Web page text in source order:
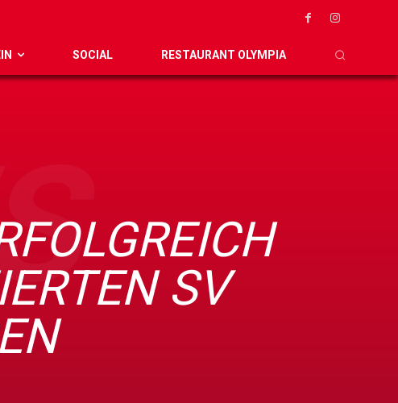
SOCIAL RESTAURANT OLYMPIA
SV